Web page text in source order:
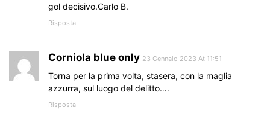
gol decisivo.Carlo B.
Risposta
Corniola blue only 23 Gennaio 2023 At 11:51
Torna per la prima volta, stasera, con la maglia
azzurra, sul luogo del delitto….
Risposta